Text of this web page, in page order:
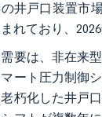
の井戸口装置市
れており、
要は、非在来
ート圧力制御
朽化した井戸